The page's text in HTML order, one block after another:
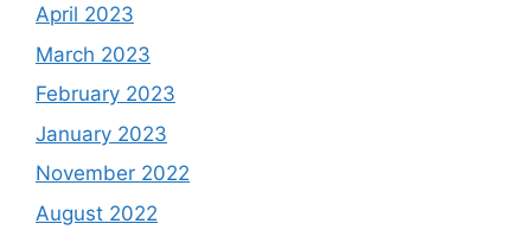
April 2023
March 2023
February 2023
January 2023
November 2022
August 2022